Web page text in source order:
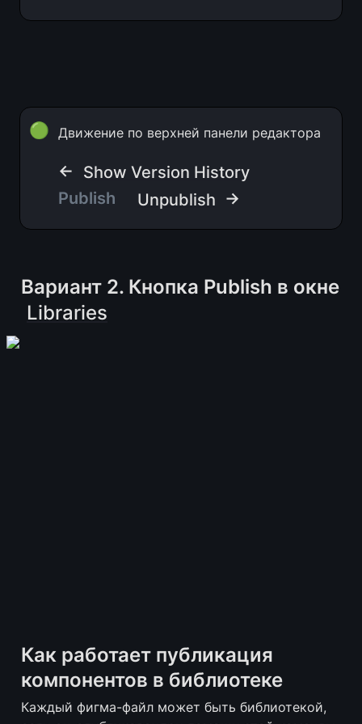
🟢 Движение по верхней панели редактора
←
Show Version History
Publish
Unpublish →
Libraries
Как работает публикация
компонентов в библиотеке
Каждый фигма-файл может быть библиотекой,